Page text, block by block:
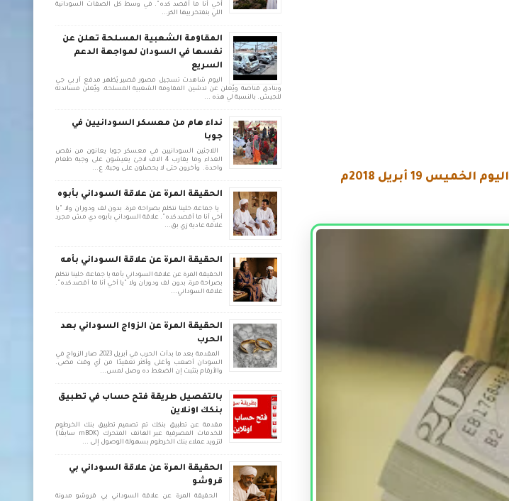
اليوم الخميس 19 أبريل 2018م
أخي أنا ما أقصد كده". في وسط كل الصفات السودانية
اللي بنفتخر بيها الكر...
المقاومة الشعبية المسلحة تعلن عن
نفسها في السودان لمواجهة الدعم
السريع
اليوم شاهدت تسجيل مصور قصير يُظهر مدفع آر بي جي
وبنادق قناصة ويُعلن عن تدشين المقاومة الشعبية المسلحة، ويُعلن مساندته
للجيش. بالنسبة لي هذه ...
نداء هام من معسكر السودانيين في
جوبا
اللاجئين السودانيين في معسكر جوبا يعانون من نقص
الغذاء وما يقارب 4 الاف لاجئ يعيشون على وجبة طعام
واحدة. وأخرون حتى لا يحصلون على وجبة. ع...
الحقيقة المرة عن علاقة السوداني بأبوه
يا جماعة، خلينا نتكلم بصراحة مرة، بدون لف ودوران ولا "يا
أخي أنا ما أقصد كده". علاقة السوداني بأبوه دي مش مجرد
علاقة عادية زي بق...
الحقيقة المرة عن علاقة السوداني بأمه
الحقيقة المرة عن علاقة السوداني بأمه يا جماعة، خلينا نتكلم
بصراحة مرة، بدون لف ودوران ولا "يا أخي أنا ما أقصد كده".
علاقة السوداني...
الحقيقة المرة عن الزواج السوداني بعد
الحرب
المقدمة بعد ما بدأت الحرب في أبريل 2023، صار الزواج في
السودان أصعب وأغلى وأكثر تعقيدًا من أي وقت مضى.
والأرقام بتثبت إن الضغط ده وصل لمس...
بالتفصيل طريقة فتح حساب في تطبيق
بنكك اونلاين
مقدمة عن تطبيق بنكك تم تصميم تطبيق بنك الخرطوم
للخدمات المصرفية عبر الهاتف المتحرك (mBOK سابقًا)
لتزويد عملاء بنك الخرطوم بسهولة الوصول إلى ...
الحقيقة المرة عن علاقة السوداني بي
قروشو
الحقيقة المرة عن علاقة السوداني بي قروشو مدونة